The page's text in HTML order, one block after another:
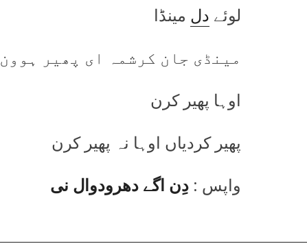
لوئے دل مینڈا
مینڈی جان کرشمہ ای پھیر ہوون
اوہا پھیر کرن
پھیر کردیاں اوہا نہ پھیر کرن
واپس : دِن اگے دھرودوال نی